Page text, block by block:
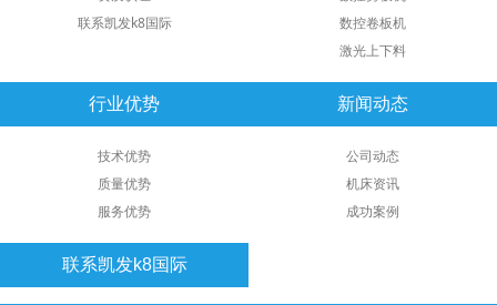
联系凯发k8国际
数控卷板机
激光上下料
行业优势
技术优势
质量优势
服务优势
新闻动态
公司动态
机床资讯
成功案例
联系凯发k8国际